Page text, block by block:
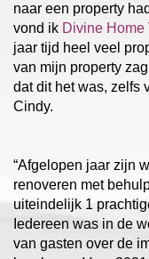
naar een property
vond ik Divine Home
jaar tijd heel veel
van mijn property
dat dit het was, zelfs
Cindy.
“Afgelopen jaar zijn
renoveren met
uiteindelijk 1
Iedereen was in de
van gasten over de